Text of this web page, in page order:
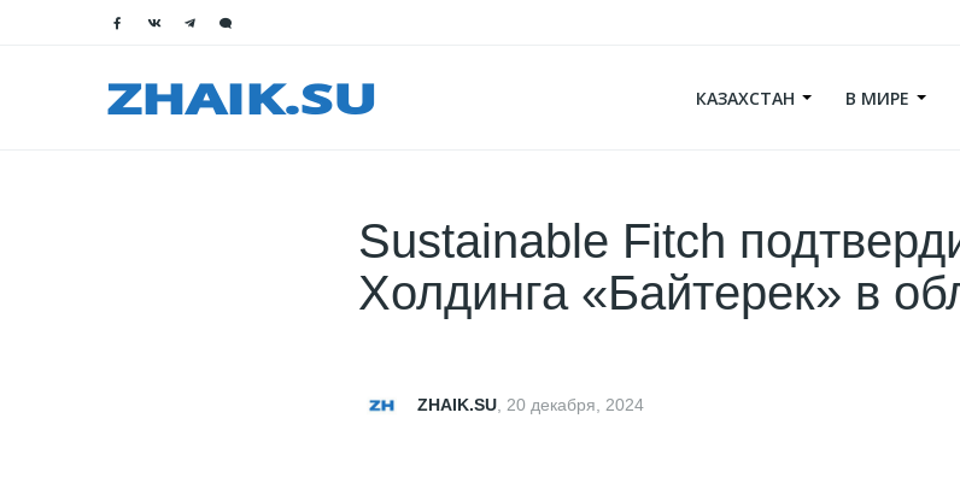
КАЗАХСТАН В МИРЕ
Sustainable Fitch
Холдинга «Байтерек» в
ZHAIK.SU, 20 декабря, 2024